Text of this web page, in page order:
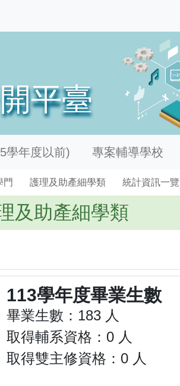
學年度以前) 專案輔導學校
門 護理及助產細學類 統計資訊一覽
及助產細學類
113學年度畢業生數
畢業生數：183 人
取得輔系資格：0 人
取得雙主修資格：0 人